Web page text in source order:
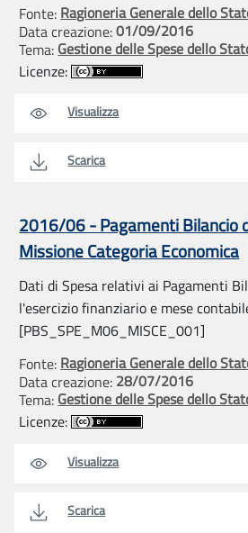
Fonte: Ragioneria Generale dello
Data creazione:01/09/2016
Tema: Gestione delle Spese dello
Licenze:
Visualizza
Scarica
2016/06 - Pagamenti Bilancio
Missione Categoria Economica
Dati di Spesa relativi ai Pagamenti
l'esercizio finanziario e mese
[PBS_SPE_M06_MISCE_001]
Fonte: Ragioneria Generale dello
Data creazione: 28/07/2016
Tema: Gestione delle Spese dello
Licenze:
Visualizza
Scarica